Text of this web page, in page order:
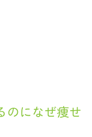
のになぜ痩せ